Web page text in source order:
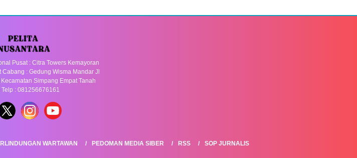
Pusat : Citra Towers Kemayoran
Cabang : Gedung Wisma Mandar Jl
Simpang Empat Tanah
Telp : 081256676161
WARTAWAN PEDOMAN MEDIA SIBER RSS SOP JURNALIS